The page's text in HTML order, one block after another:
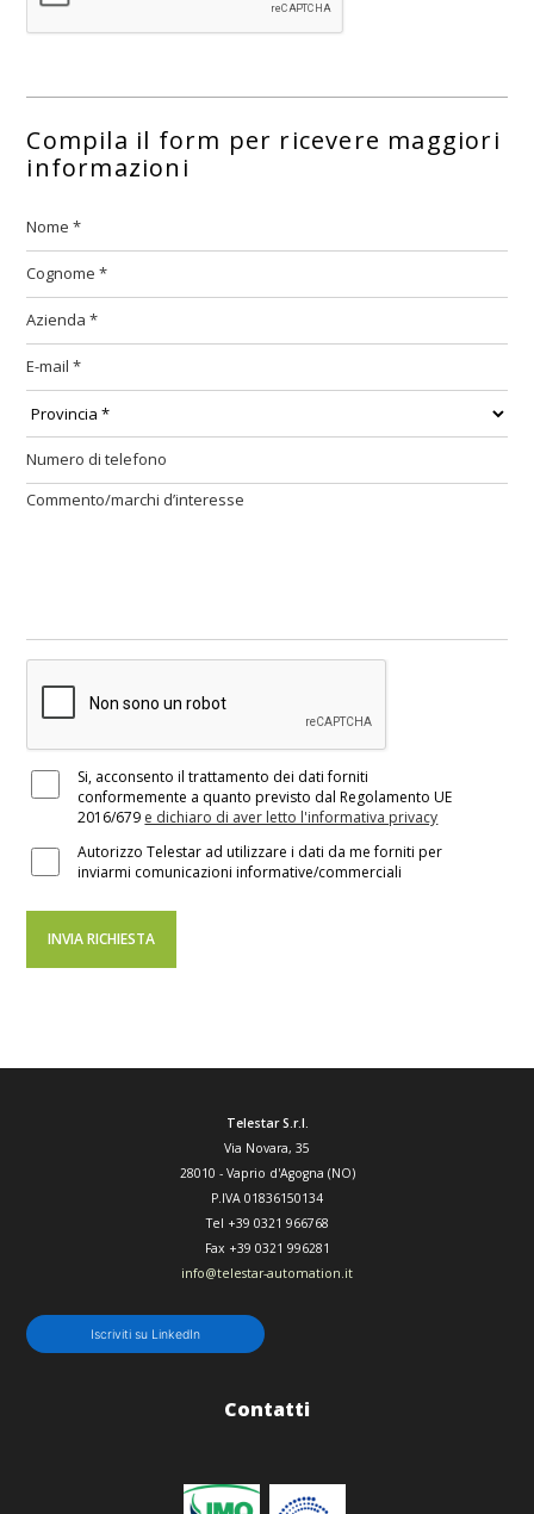
Compila il form per ricevere maggiori
informazioni
Si, acconsento il trattamento dei dati forniti
conformemente a quanto previsto dal Regolamento UE
2016/679 e dichiaro di aver letto l'informativa privacy
Autorizzo Telestar ad utilizzare i dati da me forniti per
inviarmi comunicazioni informative/commerciali
Contatti
Telestar S.r.l.
Via Novara, 35
28010 - Vaprio d'Agogna (NO)
P.IVA 01836150134
Tel +39 0321 966768
Fax +39 0321 996281
info@telestar-automation.it
Iscriviti su LinkedIn